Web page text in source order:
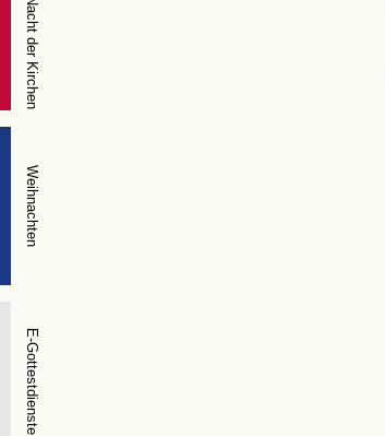
Weihnachten
E-Gottestdienste